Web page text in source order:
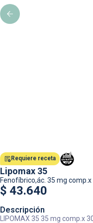
Requiere receta
Lipomax 35
Fenofíbrico,ác. 35 mg comp.x
$ 43.640
Descripción
LIPOMAX 35 35 mg comp.x